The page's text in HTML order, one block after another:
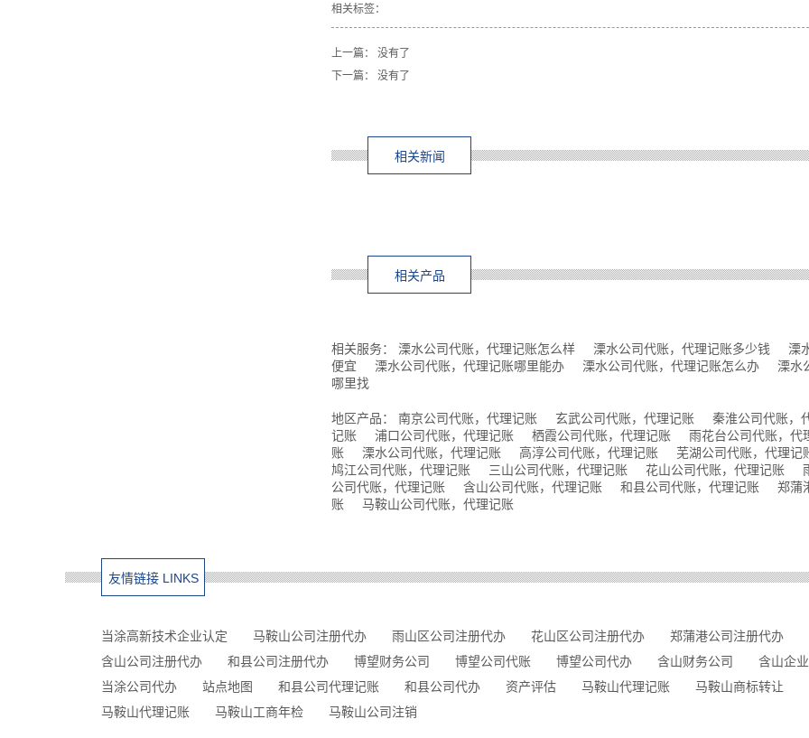
相关标签：
上一篇： 没有了
下一篇： 没有了
相关新闻
相关产品
相关服务： 溧水公司代账，代理记账怎么样 溧水公司代账，代理记账多少钱
溧
便宜
溧水公司代账，代理记账哪里能办 溧水公司代账，代理记账怎么办
溧水
哪里找
地区产品： 南京公司代账，代理记账 玄武公司代账，代理记账
秦淮公司代账，
记账
浦口公司代账，代理记账 栖霞公司代账，代理记账
雨花台公司代账，代
账
溧水公司代账，代理记账 高淳公司代账，代理记账
芜湖公司代账，代理记
鸠江公司代账，代理记账
三山公司代账，代理记账 花山公司代账，代理记账
公司代账，代理记账
含山公司代账，代理记账 和县公司代账，代理记账
郑蒲
账
马鞍山公司代账，代理记账
友情链接 LINKS
当涂高新技术企业认定 马鞍山公司注册代办 雨山区公司注册代办 花山区公司注册代办
郑蒲港公司注册代办
含山公司注册代办
和县公司注册代办 博望财务公司 博望公司代账 博望公司代办 含山财务公司
含山企
当涂公司代办
站点地图 和县公司代理记账 和县公司代办 资产评估 马鞍山代理记账
马鞍山商标转让
马鞍山代理记账
马鞍山工商年检 马鞍山公司注销